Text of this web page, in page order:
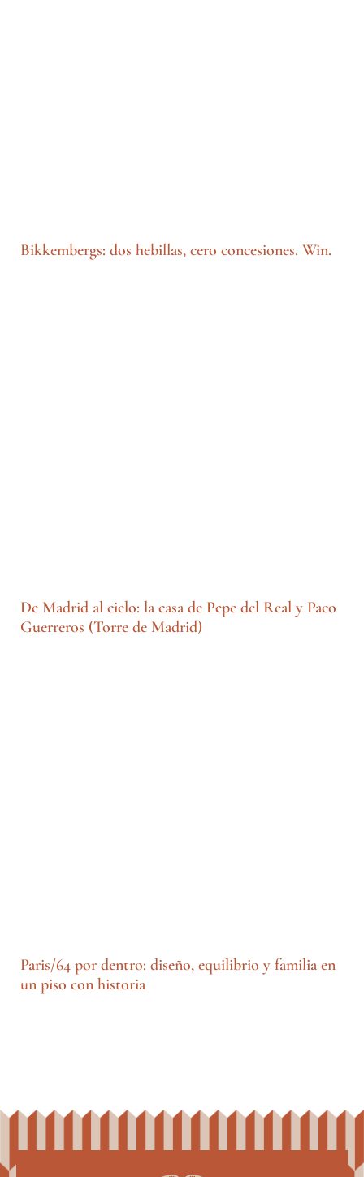
Bikkembergs: dos hebillas, cero concesiones. Win.
De Madrid al cielo: la casa de Pepe del Real y Paco
Guerreros (Torre de Madrid)
Paris/64 por dentro: diseño, equilibrio y familia en
un piso con historia